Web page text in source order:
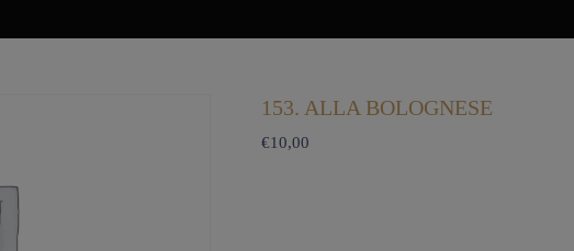
153. ALLA BOLOGNESE
€10,00